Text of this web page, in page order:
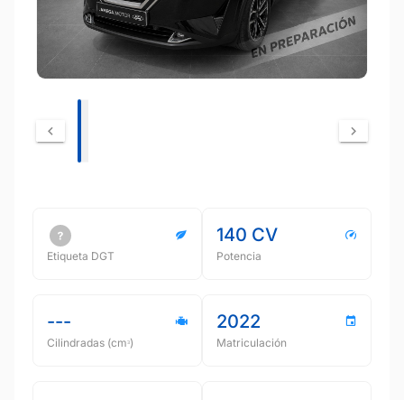
Etiqueta DGT
140 CV
Potencia
---
Cilindradas (cmᵌ)
2022
Matriculación